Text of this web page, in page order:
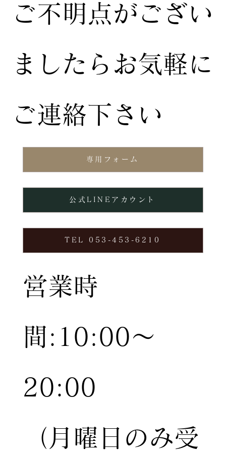
専用フォーム
TEL 053-453-6210
公式LINEアカウント
ご不明点がござい
ましたらお気軽に
ご連絡下さい
営業時
間:10:00〜
20:00
（月曜日のみ受